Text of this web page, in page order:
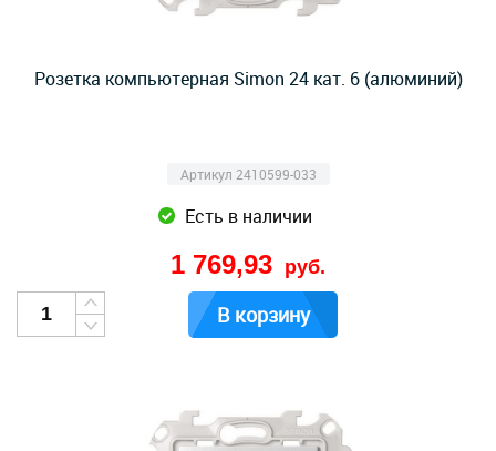
Розетка компьютерная Simon 24 кат. 6 (алюминий)
Артикул 2410599-033
Есть в наличии
1 769,93 руб.
В корзину